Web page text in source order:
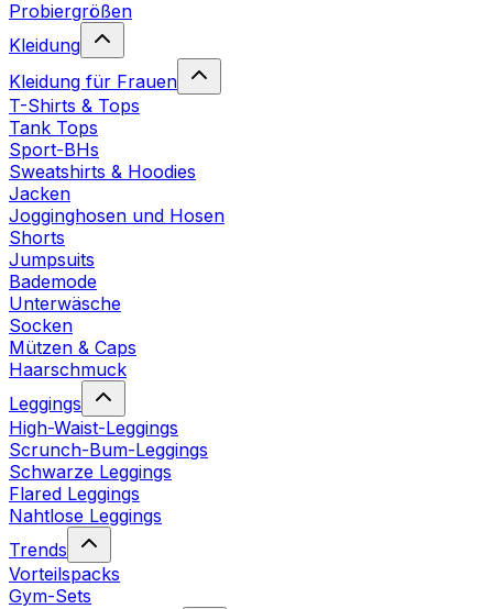
Probiergrößen
Kleidung
Kleidung für Frauen
T-Shirts & Tops
Tank Tops
Sport-BHs
Sweatshirts & Hoodies
Jacken
Jogginghosen und Hosen
Shorts
Jumpsuits
Bademode
Unterwäsche
Socken
Mützen & Caps
Haarschmuck
Leggings
High-Waist-Leggings
Scrunch-Bum-Leggings
Schwarze Leggings
Flared Leggings
Nahtlose Leggings
Trends
Vorteilspacks
Gym-Sets